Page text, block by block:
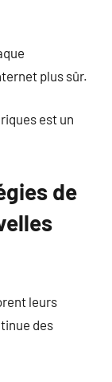
plus sûr.
est un
de
leurs
des